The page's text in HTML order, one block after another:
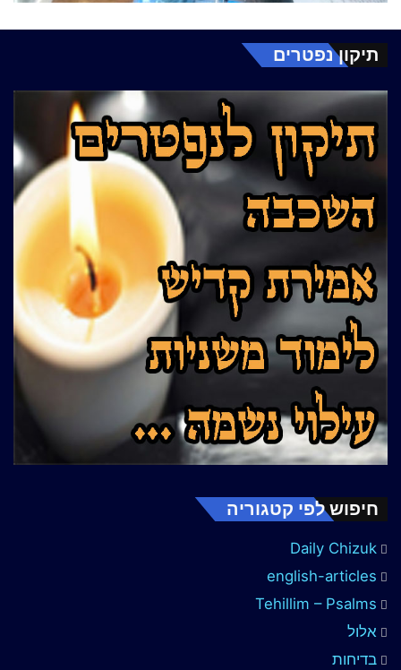
תיקון נפטרים
חיפוש לפי קטגוריה
Daily Chizuk
english-articles
Tehillim – Psalms
אלול
בדיחות